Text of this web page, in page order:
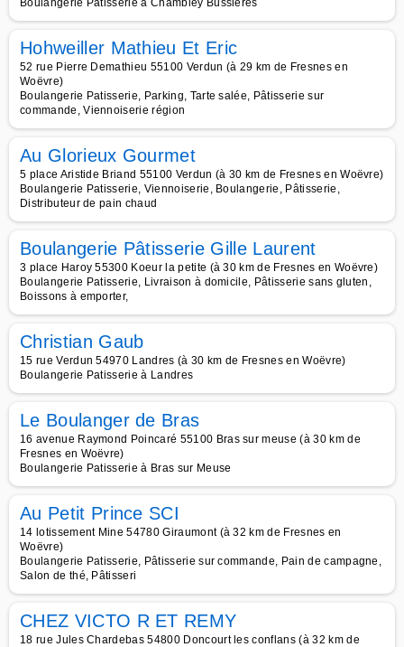
Boulangerie Patisserie à Chambley Bussières
Hohweiller Mathieu Et Eric
52 rue Pierre Demathieu 55100 Verdun (à 29 km de Fresnes en
Woëvre)
Boulangerie Patisserie, Parking, Tarte salée, Pâtisserie sur
commande, Viennoiserie région
Au Glorieux Gourmet
5 place Aristide Briand 55100 Verdun (à 30 km de Fresnes en Woëvre)
Boulangerie Patisserie, Viennoiserie, Boulangerie, Pâtisserie,
Distributeur de pain chaud
Boulangerie Pâtisserie Gille Laurent
3 place Haroy 55300 Koeur la petite (à 30 km de Fresnes en Woëvre)
Boulangerie Patisserie, Livraison à domicile, Pâtisserie sans gluten,
Boissons à emporter,
Christian Gaub
15 rue Verdun 54970 Landres (à 30 km de Fresnes en Woëvre)
Boulangerie Patisserie à Landres
Le Boulanger de Bras
16 avenue Raymond Poincaré 55100 Bras sur meuse (à 30 km de
Fresnes en Woëvre)
Boulangerie Patisserie à Bras sur Meuse
Au Petit Prince SCI
14 lotissement Mine 54780 Giraumont (à 32 km de Fresnes en
Woëvre)
Boulangerie Patisserie, Pâtisserie sur commande, Pain de campagne,
Salon de thé, Pâtisseri
CHEZ VICTO R ET REMY
18 rue Jules Chardebas 54800 Doncourt les conflans (à 32 km de